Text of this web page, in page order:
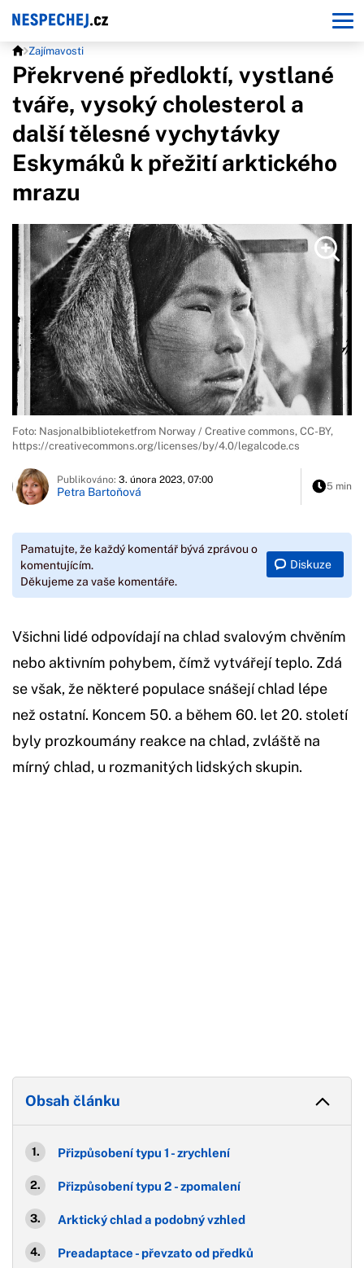
Zajímavosti
Překrvené předloktí, vystlané
tváře, vysoký cholesterol a
další tělesné vychytávky
Eskymáků k přežití arktického
mrazu
Foto: Nasjonalbiblioteketfrom Norway / Creative commons, CC-BY,
https://creativecommons.org/licenses/by/4.0/legalcode.cs
Publikováno: 3. února 2023, 07:00
Petra Bartoňová 5 min
Pamatujte, že každý komentář bývá zprávou o
komentujícím.
Děkujeme za vaše komentáře.
Diskuze
Všichni lidé odpovídají na chlad svalovým chvěním
nebo aktivním pohybem, čímž vytvářejí teplo. Zdá
se však, že některé populace snášejí chlad lépe
než ostatní. Koncem 50. a během 60. let 20. století
byly prozkoumány reakce na chlad, zvláště na
mírný chlad, u rozmanitých lidských skupin.
Obsah článku
Přizpůsobení typu 1 - zrychlení
Přizpůsobení typu 2 - zpomalení
Arktický chlad a podobný vzhled
Preadaptace - převzato od předků